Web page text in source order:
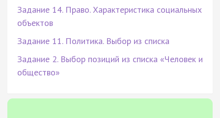
Задание 14. Право. Характеристика социальных
объектов
Задание 11. Политика. Выбор из списка
Задание 2. Выбор позиций из списка «Человек и
общество»